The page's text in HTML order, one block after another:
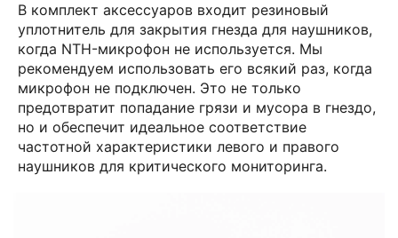
В комплект аксессуаров входит резиновый
уплотнитель для закрытия гнезда для наушников,
когда NTH-микрофон не используется. Мы
рекомендуем использовать его всякий раз, когда
микрофон не подключен. Это не только
предотвратит попадание грязи и мусора в гнездо,
но и обеспечит идеальное соответствие
частотной характеристики левого и правого
наушников для критического мониторинга.